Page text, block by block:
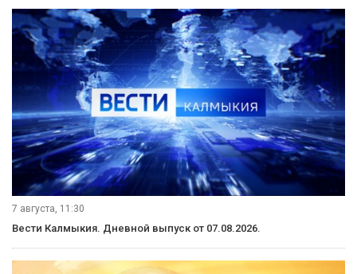
7 августа, 11:30
Вести Калмыкия. Дневной выпуск от 07.08.2026.